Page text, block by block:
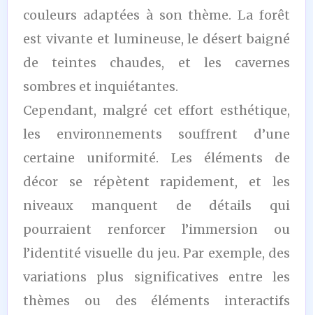
couleurs adaptées à son thème. La forêt
est vivante et lumineuse, le désert baigné
de teintes chaudes, et les cavernes
sombres et inquiétantes.
Cependant, malgré cet effort esthétique,
les environnements souffrent d’une
certaine uniformité. Les éléments de
décor se répètent rapidement, et les
niveaux manquent de détails qui
pourraient renforcer l’immersion ou
l’identité visuelle du jeu. Par exemple, des
variations plus significatives entre les
thèmes ou des éléments interactifs